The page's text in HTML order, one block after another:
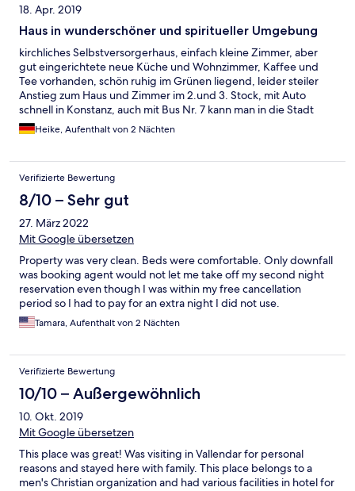
18. Apr. 2019
Haus in wunderschöner und spiritueller Umgebung
kirchliches Selbstversorgerhaus, einfach kleine Zimmer, aber
gut eingerichtete neue Küche und Wohnzimmer, Kaffee und
Tee vorhanden, schön ruhig im Grünen liegend, leider steiler
Anstieg zum Haus und Zimmer im 2.und 3. Stock, mit Auto
schnell in Konstanz, auch mit Bus Nr. 7 kann man in die Stadt
fahrenHeike, Aufenthalt von 2 Nächten
Verifizierte Bewertung
8/10 – Sehr gut
27. März 2022
Mit Google übersetzen
Property was very clean. Beds were comfortable. Only downfall
was booking agent would not let me take off my second night
reservation even though I was within my free cancellation
period so I had to pay for an extra night I did not use.
Tamara, Aufenthalt von 2 Nächten
Verifizierte Bewertung
10/10 – Außergewöhnlich
10. Okt. 2019
Mit Google übersetzen
This place was great! Was visiting in Vallendar for personal
reasons and stayed here with family. This place belongs to a
men's Christian organization and had various facilities in hotel for